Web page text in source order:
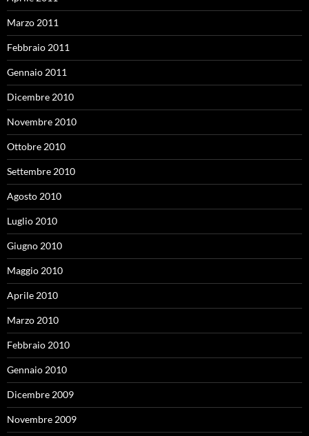
Marzo 2011
Febbraio 2011
Gennaio 2011
Dicembre 2010
Novembre 2010
Ottobre 2010
Settembre 2010
Agosto 2010
Luglio 2010
Giugno 2010
Maggio 2010
Aprile 2010
Marzo 2010
Febbraio 2010
Gennaio 2010
Dicembre 2009
Novembre 2009